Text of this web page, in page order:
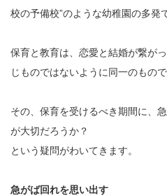
校の予備校”のような幼稚園の多発
保育と教育は、恋愛と結婚が繋が
じものではないように同一のもので
その、保育を受けるべき期間に、
が大切だろうか？
という疑問がわいてきます。
急がば回れを思い出す